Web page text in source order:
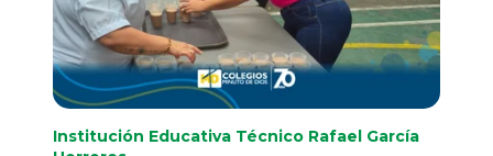
Institución Educativa Técnico Rafael García